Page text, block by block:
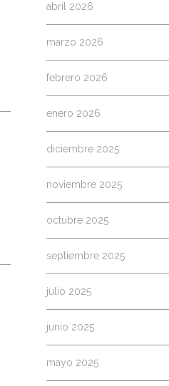
abril 2026
marzo 2026
febrero 2026
enero 2026
diciembre 2025
noviembre 2025
octubre 2025
septiembre 2025
julio 2025
junio 2025
mayo 2025